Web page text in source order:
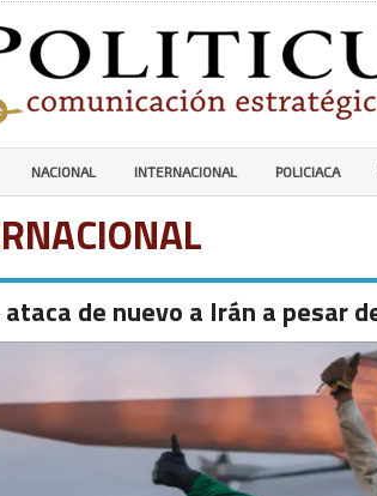
NACIONAL INTERNACIONAL POLICIACA
ataca de nuevo a Irán a pesar